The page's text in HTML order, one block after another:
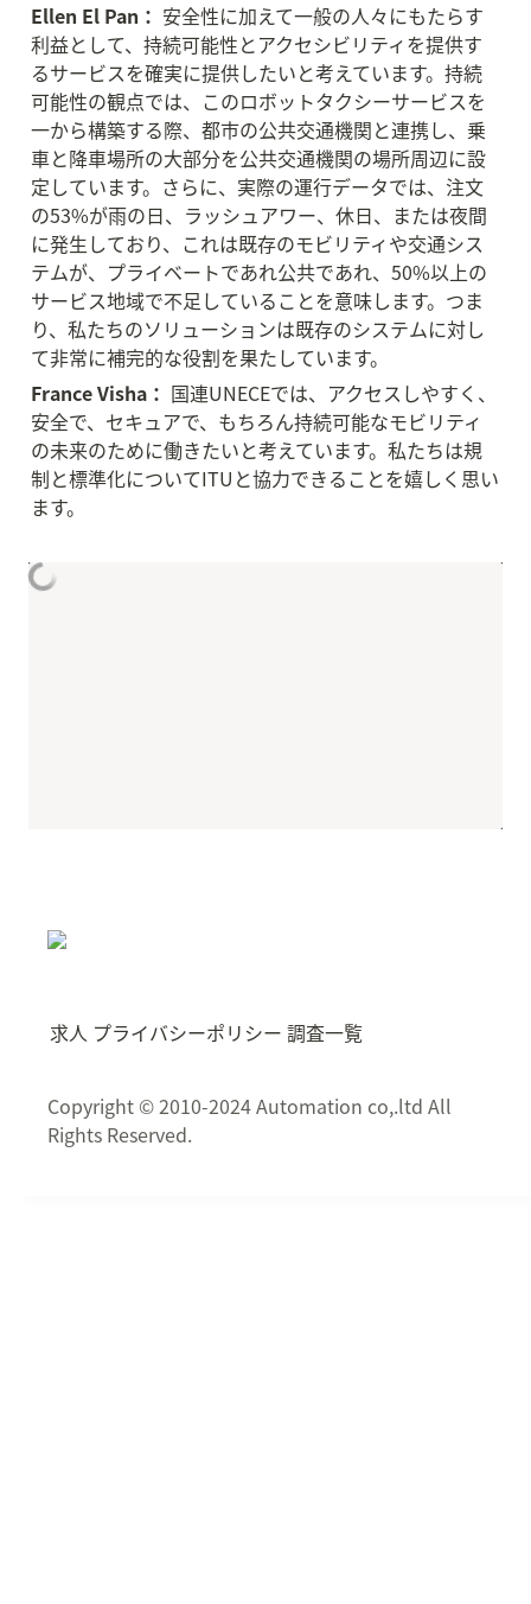
Ellen El Pan： 安全性に加えて一般の人々にもたらす
利益として、持続可能性とアクセシビリティを提供す
るサービスを確実に提供したいと考えています。持続
可能性の観点では、このロボットタクシーサービスを
一から構築する際、都市の公共交通機関と連携し、乗
車と降車場所の大部分を公共交通機関の場所周辺に設
定しています。さらに、実際の運行データでは、注文
の53%が雨の日、ラッシュアワー、休日、または夜間
に発生しており、これは既存のモビリティや交通シス
テムが、プライベートであれ公共であれ、50%以上の
サービス地域で不足していることを意味します。つま
り、私たちのソリューションは既存のシステムに対し
て非常に補完的な役割を果たしています。
France Visha： 国連UNECEでは、アクセスしやすく、
安全で、セキュアで、もちろん持続可能なモビリティ
の未来のために働きたいと考えています。私たちは規
制と標準化についてITUと協力できることを嬉しく思い
ます。
求人 プライバシーポリシー 調査一覧
Copyright © 2010-2024 Automation co,.ltd All
Rights Reserved.